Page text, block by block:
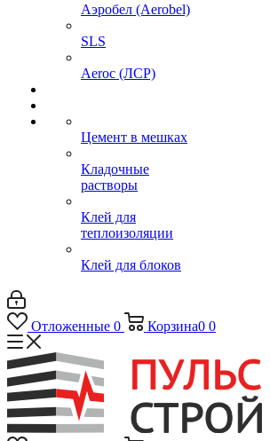
Аэробел (Aerobel)
SLS
Aeroc (ЛСР)
Цемент в мешках
Кладочные
растворы
Клей для
теплоизоляции
Клей для блоков
Отложенные 0 Корзина0 0